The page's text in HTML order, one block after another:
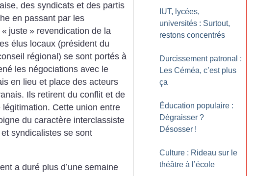
des syndicats et des partis
en passant par les
juste » revendication de la
élus locaux (président du
régional) se sont portés à
les négociations avec le
en lieu et place des acteurs
Ils retirent du conflit et de
Cette union entre
du caractère interclassiste
syndicalistes se sont
a duré plus d’une semaine
IUT, lycées,
universités : Surtout,
restons concentrés
Durcissement patronal :
Les Céméa, c’est plus
ça
Éducation populaire :
Dégraisser ?
Désosser !
Culture : Rideau sur le
théâtre à l’école